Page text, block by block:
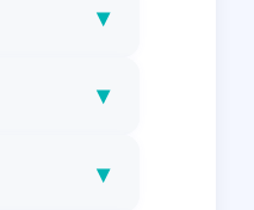
▾
▾
▾